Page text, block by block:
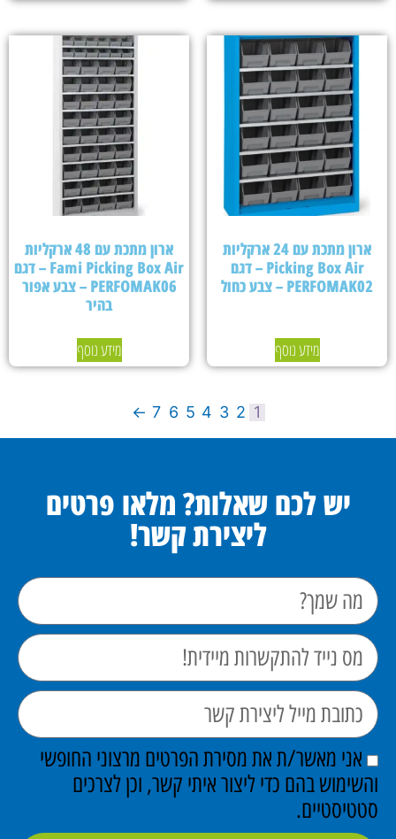
ארון מתכת עם 24 ארקליות
Picking Box Air – דגם
PERFOMAK02 – צבע כחול
מידע נוסף
ארון מתכת עם 48 ארקליות
Fami Picking Box Air – דגם
PERFOMAK06 – צבע אפור
בהיר
מידע נוסף
1
2
3
4
5
6
7
←
יש לכם שאלות? מלאו פרטים
ליצירת קשר!
אני מאשר/ת את מסירת הפרטים מרצוני החופשי
והשימוש בהם כדי ליצור איתי קשר, וכן לצרכים
סטטיסטיים.